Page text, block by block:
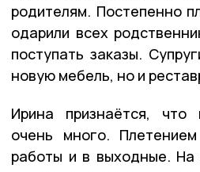
родителям. Постепенно
одарили всех
поступать заказы.
новую мебель, но и
Ирина признаётся, что
очень много.
работы и в выходные. На